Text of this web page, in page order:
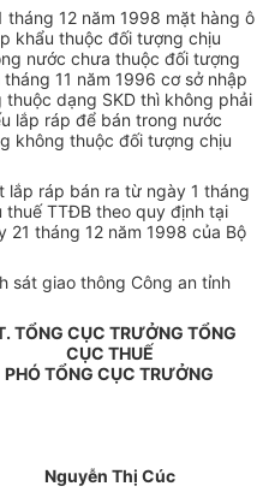
12 năm 1998 mặt hàng ô
khẩu thuộc đối tượng chịu
nước chưa thuộc đối tượng
11 năm 1996 cơ sở nhập
dạng SKD thì không phải
lắp ráp để bán trong nước
không thuộc đối tượng chịu
lắp ráp bán ra từ ngày 1 tháng
thuế TTĐB theo quy định tại
21 tháng 12 năm 1998 của Bộ
sát giao thông Công an tỉnh
TỔNG CỤC TRƯỞNG TỔNG
CỤC THUẾ
PHÓ TỔNG CỤC TRƯỞNG
Nguyễn Thị Cúc